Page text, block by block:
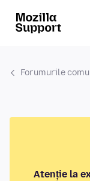
Forumurile
Atenție la